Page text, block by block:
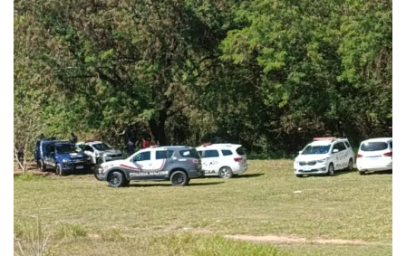
ECONOMIA
Queda dos empregos formais em Itu reflete...
agosto 6, 2026